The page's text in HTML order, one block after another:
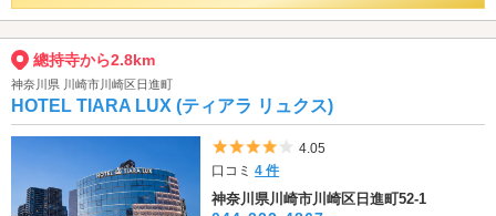
總持寺から2.8km
神奈川県 川崎市川崎区日進町
HOTEL TIARA LUX (ティアラ リュクス)
5つ星のうち4
4.05
口コミ4 件
神奈川県川崎市川崎区日進町52-1